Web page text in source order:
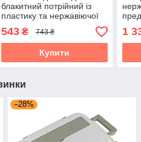
блакитний потрійний із
пластику та нержавіючої
сталі 2700мл Kamille KM-
2110
543₴ 743 ₴
Купити
KM-
1
–28%